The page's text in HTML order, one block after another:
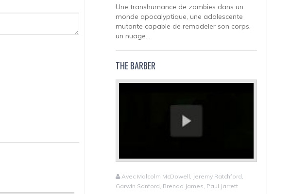
Une transhumance de zombies dans un
monde apocalyptique, une adolescente
mutante capable de remodeler son corps,
un nuage...
THE BARBER
Avec Malcolm McDowell, Jeremy Ratchford,
Garwin Sanford, Brenda James, Paul Jarrett